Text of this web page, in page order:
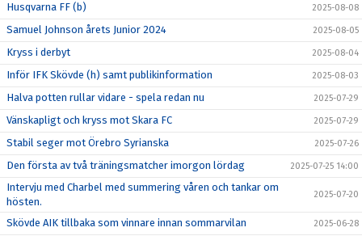
Husqvarna FF (b) 2025-08-08
Samuel Johnson årets Junior 2024 2025-08-05
Kryss i derbyt 2025-08-04
Inför IFK Skövde (h) samt publikinformation 2025-08-03
Halva potten rullar vidare - spela redan nu 2025-07-29
Vänskapligt och kryss mot Skara FC 2025-07-29
Stabil seger mot Örebro Syrianska 2025-07-26
Den första av två träningsmatcher imorgon lördag 2025-07-25 14:00
Intervju med Charbel med summering våren och tankar om
hösten.
2025-07-20
Skövde AIK tillbaka som vinnare innan sommarvilan 2025-06-28